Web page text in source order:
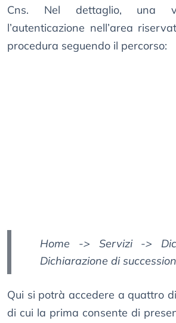
Cns. Nel dettaglio, una
l’autenticazione nell’area
procedura seguendo il percorso:
Home -> Servizi ->
Dichiarazione di
Qui si potrà accedere a quattro
di cui la prima consente di